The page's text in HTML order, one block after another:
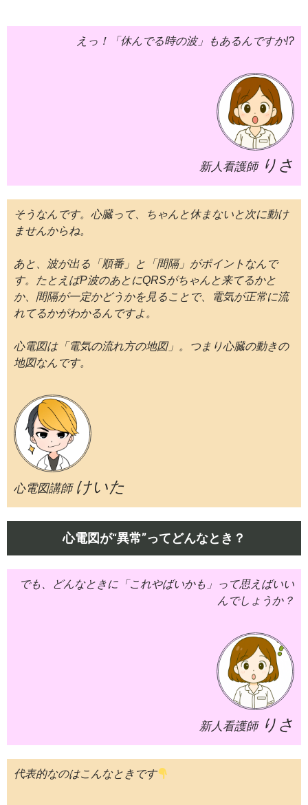
えっ！「休んでる時の波」もあるんですか!?
新人看護師 りさ
そうなんです。心臓って、ちゃんと休まないと次に動け
ませんからね。
あと、波が出る「順番」と「間隔」がポイントなんで
す。たとえばP波のあとにQRSがちゃんと来てるかと
か、間隔が一定かどうかを見ることで、電気が正常に流
れてるかがわかるんですよ。
心電図は「電気の流れ方の地図」。つまり心臓の動きの
地図なんです。
心電図講師 けいた
心電図が“異常”ってどんなとき？
でも、どんなときに「これやばいかも」って思えばいい
んでしょうか？
新人看護師 りさ
代表的なのはこんなときです